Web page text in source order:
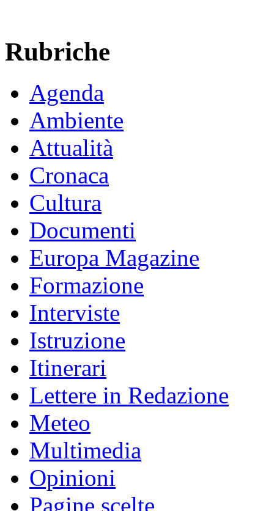
Rubriche
Agenda
Ambiente
Attualità
Cronaca
Cultura
Documenti
Europa Magazine
Formazione
Interviste
Istruzione
Itinerari
Lettere in Redazione
Meteo
Multimedia
Opinioni
Pagine scelte